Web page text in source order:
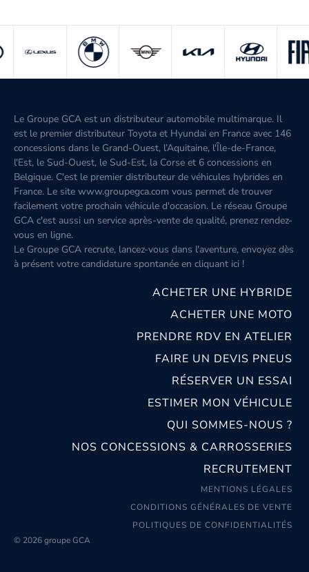
Le Groupe GCA est un distributeur automobile multimarque. Il
est le premier distributeur Toyota et Hyundai en France avec 146
concessions dans le Grand-Ouest, l’Aquitaine, l'Île-de-France,
l'Est, le Sud-Ouest, le Sud-Est, la Corse et 6 concessions en
Belgique. C'est le premier distributeur de véhicules hybrides en
France. Le site www.groupegca.com vous permet de trouver
facilement votre prochain véhicule d'occasion. Le réseau Groupe
GCA c'est aussi un service après-vente de qualité, prenez rendez-
vous en ligne.
Le Groupe GCA recrute, lancez-vous dans l'aventure, envoyez dès
à présent votre candidature spontanée en cliquant ici !
ACHETER UNE HYBRIDE
ACHETER UNE MOTO
PRENDRE RDV EN ATELIER
FAIRE UN DEVIS PNEUS
RÉSERVER UN ESSAI
ESTIMER MON VÉHICULE
QUI SOMMES-NOUS ?
NOS CONCESSIONS & CARROSSERIES
RECRUTEMENT
MENTIONS LÉGALES
CONDITIONS GÉNÉRALES DE VENTE
POLITIQUES DE CONFIDENTIALITÉS
© 2026 groupe GCA